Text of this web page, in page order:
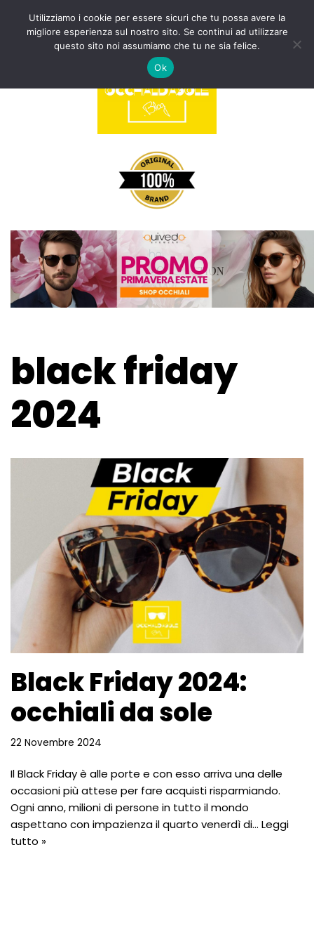
black friday
2024
Black Friday 2024:
occhiali da sole
22 Novembre 2024
Il Black Friday è alle porte e con esso arriva una delle
occasioni più attese per fare acquisti risparmiando.
Ogni anno, milioni di persone in tutto il mondo
aspettano con impazienza il quarto venerdì di… Leggi
tutto »
Utilizziamo i cookie per essere sicuri che tu possa avere la
migliore esperienza sul nostro sito. Se continui ad utilizzare
questo sito noi assumiamo che tu ne sia felice.
Ok